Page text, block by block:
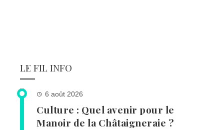
LE FIL INFO
6 août 2026
Culture : Quel avenir pour le
Manoir de la Châtaigneraie ?